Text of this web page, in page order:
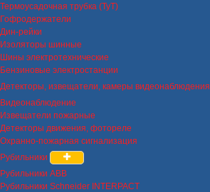
Термоусадочная трубка (ТуТ)
Гофродержатели
Дин-рейки
Изоляторы шинные
Шины электротехнические
Бензиновые электростанции
Детекторы, извещатели, камеры видеонаблюдения
Видеонаблюдение
Извещатели пожарные
Детекторы движения, фотореле
Охранно-пожарная сигнализация
Рубильники
Рубильники ABB
Рубильники Schneider INTERPACT